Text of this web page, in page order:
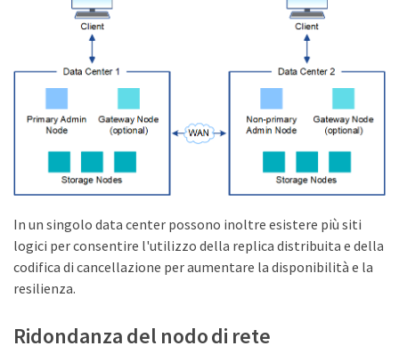
In un singolo data center possono inoltre esistere più siti
logici per consentire l'utilizzo della replica distribuita e della
codifica di cancellazione per aumentare la disponibilità e la
resilienza.
Ridondanza del nodo di rete